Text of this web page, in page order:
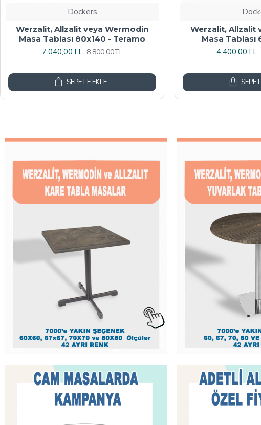
Dockers
Werzalit veya Wermodin Masa
Tablası Oval 94x146 - Indiana Wood
8.000,00TL 10.000,00TL
SEPETE EKLE
Wermodin Masa
4.800,00TL